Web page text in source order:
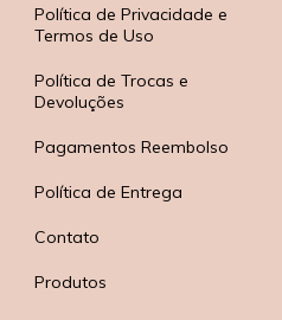
Política de Privacidade e
Termos de Uso
Política de Trocas e
Devoluções
Pagamentos Reembolso
Política de Entrega
Contato
Produtos